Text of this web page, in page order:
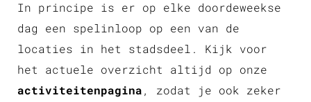
In principe is er op elke doordeweekse
dag een spelinloop op een van de
locaties in het stadsdeel. Kijk voor
het actuele overzicht altijd op onze
activiteitenpagina, zodat je ook zeker